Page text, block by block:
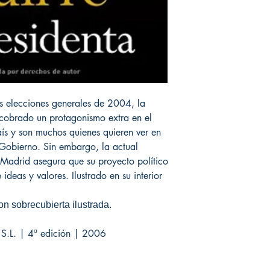
elecciones generales de 2004, la
un protagonismo extra en el
y son muchos quienes quieren ver en
Sin embargo, la actual
asegura que su proyecto político
y valores. Ilustrado en su interior
sobrecubierta ilustrada.
S.L. | 4ª edición | 2006